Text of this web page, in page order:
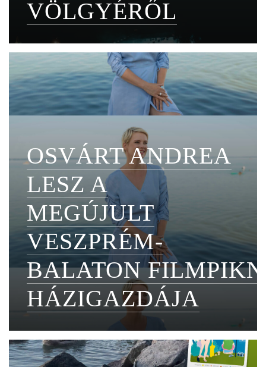
VÖLGYÉRŐL
OSVÁRT ANDREA
LESZ A
MEGÚJULT
VESZPRÉM-
BALATON
HÁZIGAZDÁJA